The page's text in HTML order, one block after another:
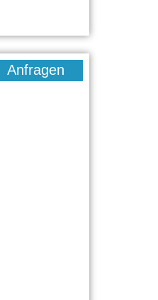
Anfragen